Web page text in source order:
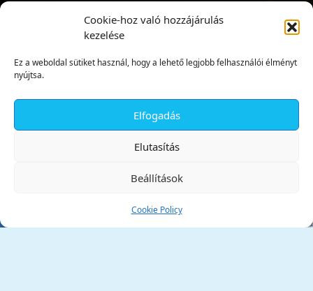
Cookie-hoz való hozzájárulás
kezelése
Ez a weboldal sütiket használ, hogy a lehető legjobb felhasználói élményt
nyújtsa.
Elfogadás
Elutasítás
Beállítások
Cookie Policy
Tata Város Önkormányzata
✕